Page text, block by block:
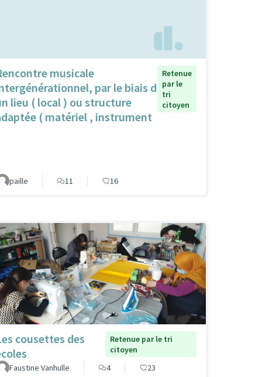
musicale
par le biais d
lieu ( local ) ou structure
( matériel , instrument
Retenue
par le
tri
citoyen
paille 11 16
cousettes des
Retenue par le tri
citoyen
Faustine Vanhulle
4 23